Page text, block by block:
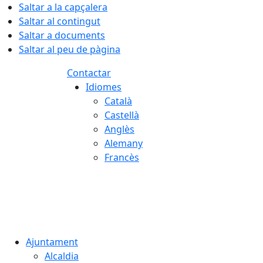
Saltar a la capçalera
Saltar al contingut
Saltar a documents
Saltar al peu de pàgina
Contactar
Idiomes
Català
Castellà
Anglès
Alemany
Francès
Ajuntament
Alcaldia